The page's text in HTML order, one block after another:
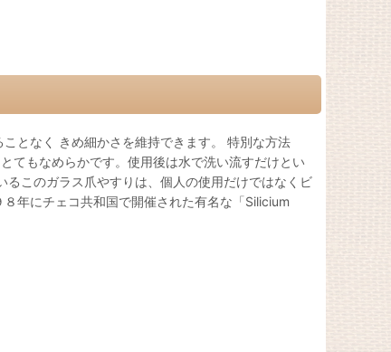
となく きめ細かさを維持できます。 特別な方法
てもなめらかです。使用後は水で洗い流すだけとい
このガラス爪やすりは、個人の使用だけではなくビ
年にチェコ共和国で開催された有名な「Silicium